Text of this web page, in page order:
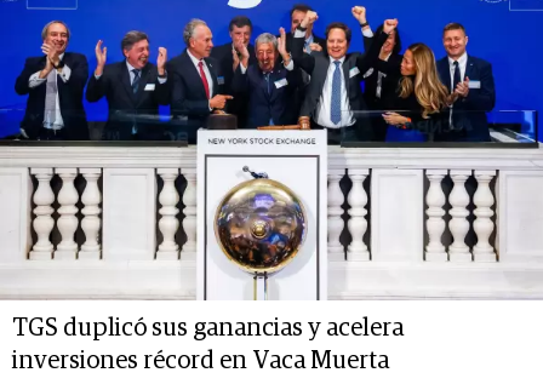
TGS duplicó sus ganancias y acelera
inversiones récord en Vaca Muerta